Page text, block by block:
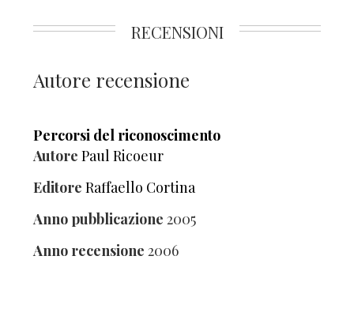
RECENSIONI
Autore recensione
Percorsi del riconoscimento
Autore Paul Ricoeur
Editore Raffaello Cortina
Anno pubblicazione 2005
Anno recensione 2006